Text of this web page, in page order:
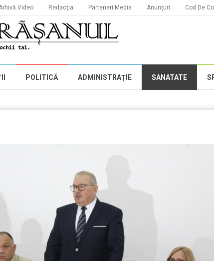
Video Redacţia Parteneri Media Anunțuri Cod De
POLITICĂ ADMINISTRAȚIE SANATATE